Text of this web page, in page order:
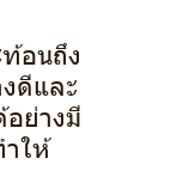
อนถึง
ดีและ
ย่างมี
ให้